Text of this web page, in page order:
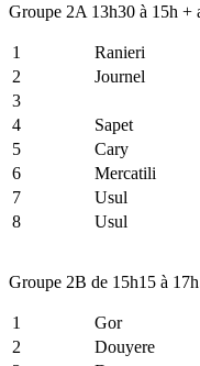
Groupe 2A 13h30 à 15h +
1 Ranieri
2
Journel
3
4
Sapet
5
Cary
6
Mercatili
7
Usul
8
Usul
Groupe 2B de 15h15 à
1 Gor
2
Douyere